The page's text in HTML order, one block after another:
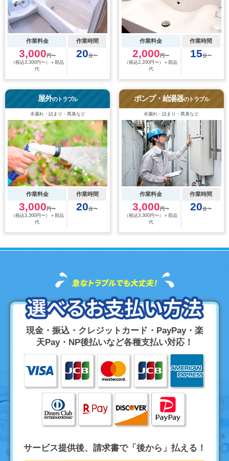
作業料金 作業時間
3,000 円〜
（税込3,300円〜）＋部品
代
20分〜
作業料金 作業時間
2,000 円〜
（税込2,200円〜）＋部品
代
15分〜
屋外のトラブル
水漏れ・詰まり・異臭など
作業料金 作業時間
3,000 円〜
（税込3,300円〜）＋部品
代
20分〜
ポンプ・給湯器のトラブル
水漏れ・詰まり・異臭など
作業料金 作業時間
3,000 円〜
（税込3,300円〜）＋部品
代
20分〜
現金・振込・クレジットカード・PayPay・楽
天Pay・NP後払いなど各種支払い対応！
サービス提供後、請求書で「後から」払える！